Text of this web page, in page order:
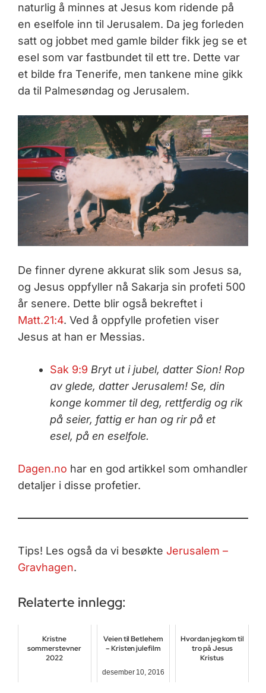
naturlig å minnes at Jesus kom ridende på
en eselfole inn til Jerusalem. Da jeg forleden
satt og jobbet med gamle bilder fikk jeg se et
esel som var fastbundet til ett tre. Dette var
et bilde fra Tenerife, men tankene mine gikk
da til Palmesøndag og Jerusalem.
De finner dyrene akkurat slik som Jesus sa,
og Jesus oppfyller nå Sakarja sin profeti 500
år senere. Dette blir også bekreftet i
Matt.21:4. Ved å oppfylle profetien viser
Jesus at han er Messias.
Sak 9:9 Bryt ut i jubel, datter Sion! Rop
av glede, datter Jerusalem! Se, din
konge kommer til deg, rettferdig og rik
på seier, fattig er han og rir på et
esel, på en eselfole.
Dagen.no har en god artikkel som omhandler
detaljer i disse profetier.
Tips! Les også da vi besøkte Jerusalem –
Gravhagen.
Relaterte innlegg:
Kristne
sommerstevner
2022
Veien til Betlehem
– Kristen julefilm
desember 10, 2016
Hvordan jeg kom til
tro på Jesus
Kristus